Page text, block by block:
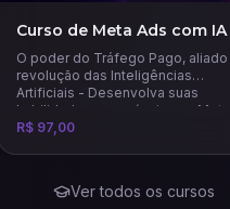
Curso de Meta Ads com IA
O poder do Tráfego Pago, aliado
revolução das Inteligências
Artificiais - Desenvolva suas
habilidades em anúncios na Meta
usando todo potencial das
R$ 97,00
Ver todos os cursos